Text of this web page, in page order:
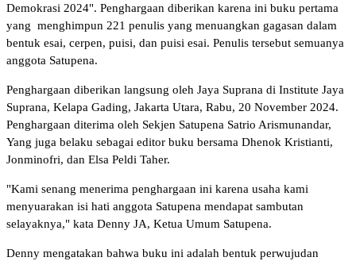
Demokrasi 2024". Penghargaan diberikan karena ini buku pertama
yang menghimpun 221 penulis yang menuangkan gagasan dalam
bentuk esai, cerpen, puisi, dan puisi esai. Penulis tersebut semuanya
anggota Satupena.
Penghargaan diberikan langsung oleh Jaya Suprana di Institute Jaya
Suprana, Kelapa Gading, Jakarta Utara, Rabu, 20 November 2024.
Penghargaan diterima oleh Sekjen Satupena Satrio Arismunandar,
Yang juga belaku sebagai editor buku bersama Dhenok Kristianti,
Jonminofri, dan Elsa Peldi Taher.
"Kami senang menerima penghargaan ini karena usaha kami
menyuarakan isi hati anggota Satupena mendapat sambutan
selayaknya," kata Denny JA, Ketua Umum Satupena.
Denny mengatakan bahwa buku ini adalah bentuk perwujudan